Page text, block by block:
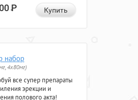
Р Купить
набор
4х80мг)
все супер препараты
эрекции и
полового акта!